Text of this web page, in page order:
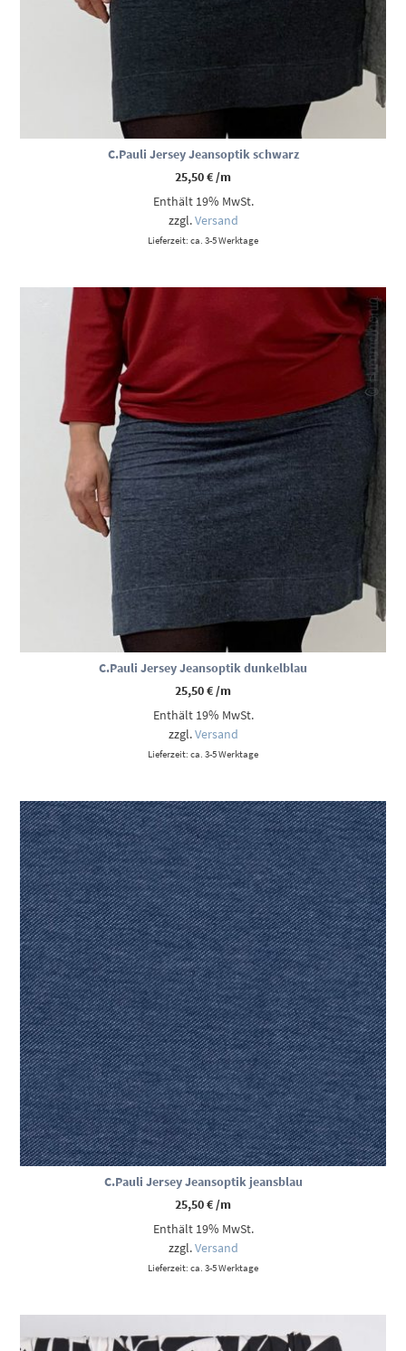
C.Pauli Jersey Jeansoptik schwarz
25,50€/m
Enthält 19% MwSt.
zzgl.Versand
Lieferzeit: ca. 3-5 Werktage
C.Pauli Jersey Jeansoptik dunkelblau
25,50€/m
Enthält 19% MwSt.
zzgl.Versand
Lieferzeit: ca. 3-5 Werktage
C.Pauli Jersey Jeansoptik jeansblau
25,50€/m
Enthält 19% MwSt.
zzgl.Versand
Lieferzeit: ca. 3-5 Werktage